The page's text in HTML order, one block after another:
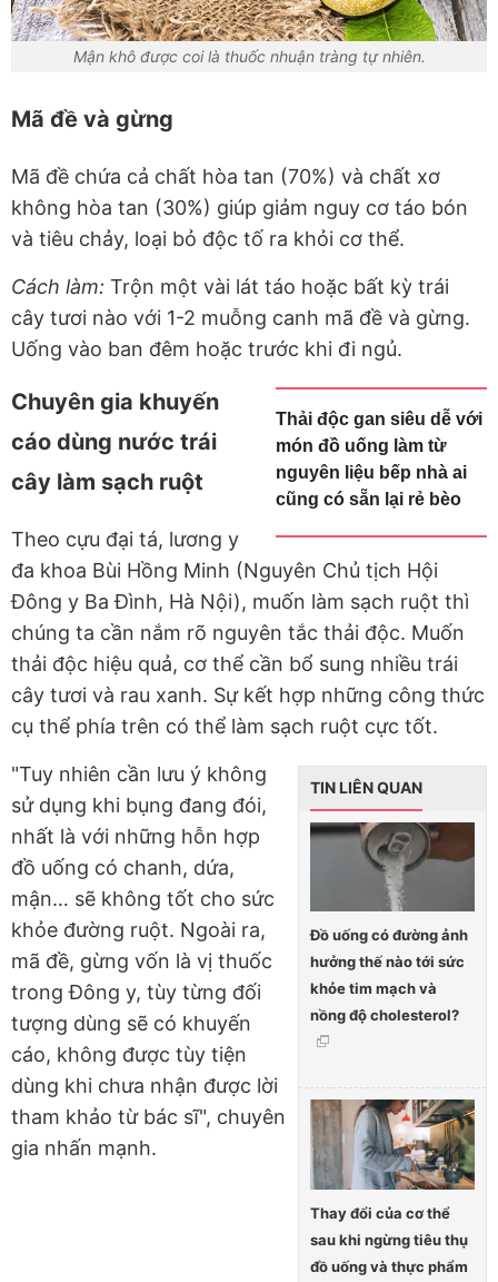
Mận khô được coi là thuốc nhuận tràng tự nhiên.
Mã đề và gừng
Mã đề chứa cả chất hòa tan (70%) và chất xơ
không hòa tan (30%) giúp giảm nguy cơ táo bón
và tiêu chảy, loại bỏ độc tố ra khỏi cơ thể.
Cách làm: Trộn một vài lát táo hoặc bất kỳ trái
cây tươi nào với 1-2 muỗng canh mã đề và gừng.
Uống vào ban đêm hoặc trước khi đi ngủ.
Thải độc gan siêu dễ với
món đồ uống làm từ
nguyên liệu bếp nhà ai
cũng có sẵn lại rẻ bèo
Chuyên gia khuyến
cáo dùng nước trái
cây làm sạch ruột
Theo cựu đại tá, lương y
đa khoa Bùi Hồng Minh (Nguyên Chủ tịch Hội
Đông y Ba Đình, Hà Nội), muốn làm sạch ruột thì
chúng ta cần nắm rõ nguyên tắc thải độc. Muốn
thải độc hiệu quả, cơ thể cần bổ sung nhiều trái
cây tươi và rau xanh. Sự kết hợp những công thức
cụ thể phía trên có thể làm sạch ruột cực tốt.
TIN LIÊN QUAN
Đồ uống có đường ảnh
hưởng thế nào tới sức
khỏe tim mạch và
nồng độ cholesterol?
Thay đổi của cơ thể
sau khi ngừng tiêu thụ
đồ uống và thực phẩm
"Tuy nhiên cần lưu ý không
sử dụng khi bụng đang đói,
nhất là với những hỗn hợp
đồ uống có chanh, dứa,
mận… sẽ không tốt cho sức
khỏe đường ruột. Ngoài ra,
mã đề, gừng vốn là vị thuốc
trong Đông y, tùy từng đối
tượng dùng sẽ có khuyến
cáo, không được tùy tiện
dùng khi chưa nhận được lời
tham khảo từ bác sĩ", chuyên
gia nhấn mạnh.